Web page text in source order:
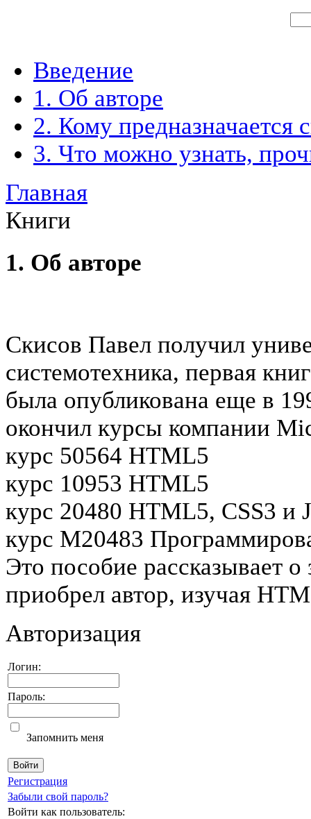
Введение
1. Об авторе
2. Кому предназначается
3. Что можно узнать,
Главная
Книги
1. Об авторе
Скисов Павел получил
системотехника, первая
была опубликована еще в
окончил курсы компании
курс 50564 HTML5
курс 10953 HTML5
курс 20480 HTML5, CSS3 и
курс M20483
Это пособие рассказывает
приобрел автор, изучая
Авторизация
Логин:
Пароль:
Запомнить меня
Регистрация
Забыли свой пароль?
Войти как пользователь: